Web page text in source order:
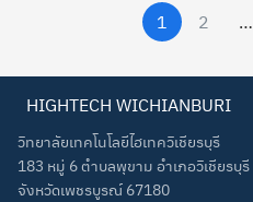
1 2 …
HIGHTECH WICHIANBURI
วิทยาลัยเทคโนโลยีไฮเทควิเชียรบุรี
183 หมู่ 6 ตำบลพุขาม อำเภอวิเชียรบุรี
จังหวัดเพชรบูรณ์ 67180